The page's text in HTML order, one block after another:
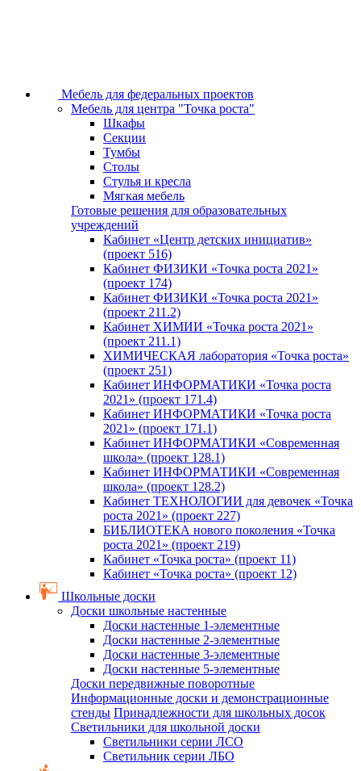
Мебель для федеральных проектов
Мебель для центра "Точка роста"
Шкафы
Секции
Тумбы
Столы
Стулья и кресла
Мягкая мебель
Готовые решения для образовательных
учреждений
Кабинет «Центр детских инициатив»
(проект 516)
Кабинет ФИЗИКИ «Точка роста 2021»
(проект 174)
Кабинет ФИЗИКИ «Точка роста 2021»
(проект 211.2)
Кабинет ХИМИИ «Точка роста 2021»
(проект 211.1)
ХИМИЧЕСКАЯ лаборатория «Точка роста»
(проект 251)
Кабинет ИНФОРМАТИКИ «Точка роста
2021» (проект 171.4)
Кабинет ИНФОРМАТИКИ «Точка роста
2021» (проект 171.1)
Кабинет ИНФОРМАТИКИ «Современная
школа» (проект 128.1)
Кабинет ИНФОРМАТИКИ «Современная
школа» (проект 128.2)
Кабинет ТЕХНОЛОГИИ для девочек «Точка
роста 2021» (проект 227)
БИБЛИОТЕКА нового поколения «Точка
роста 2021» (проект 219)
Кабинет «Точка роста» (проект 11)
Кабинет «Точка роста» (проект 12)
Школьные доски
Доски школьные настенные
Доски настенные 1-элементные
Доски настенные 2-элементные
Доски настенные 3-элементные
Доски настенные 5-элементные
Доски передвижные поворотные
Информационные доски и демонстрационные
стенды Принадлежности для школьных досок
Светильники для школьной доски
Светильники серии ЛСО
Светильник серии ЛБО